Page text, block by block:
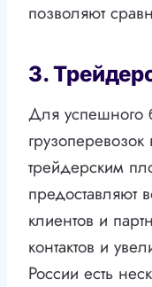
позволяют
3.
Для успешного
трейдерским
предоставляют
клиентов и
контактов и
России есть